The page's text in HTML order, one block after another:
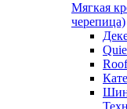
Мягкая
черепица)